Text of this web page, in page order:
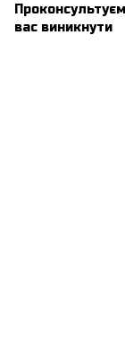
вас виникнути